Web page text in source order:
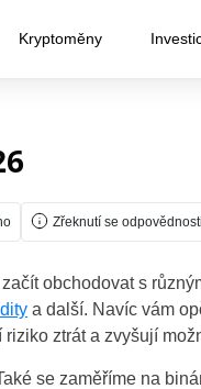
Kryptoměny
Zřeknutí se odpovědnosti
obchodovat s
a další. Navíc vám
ztrát a zvyšují
se zaměříme na